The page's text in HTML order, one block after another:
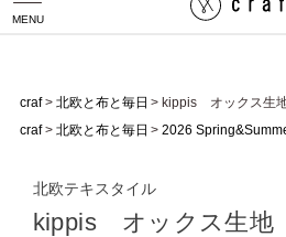
MENU
craf 北欧と布と毎日
kippis オックス生
craf
北欧と布と毎日 2026
北欧テキスタイル
kippis オックス生